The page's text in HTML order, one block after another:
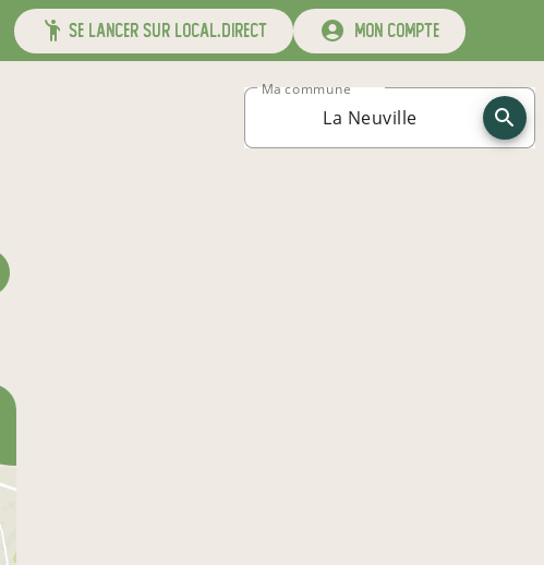
se lancer sur local.direct mon compte
Ma commune